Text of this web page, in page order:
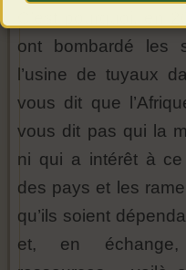
ont bombardé les
l’usine de tuyaux
vous dit que
vous dit pas qui la
ni qui a intérêt à
des pays et les
qu’ils soient
et, en